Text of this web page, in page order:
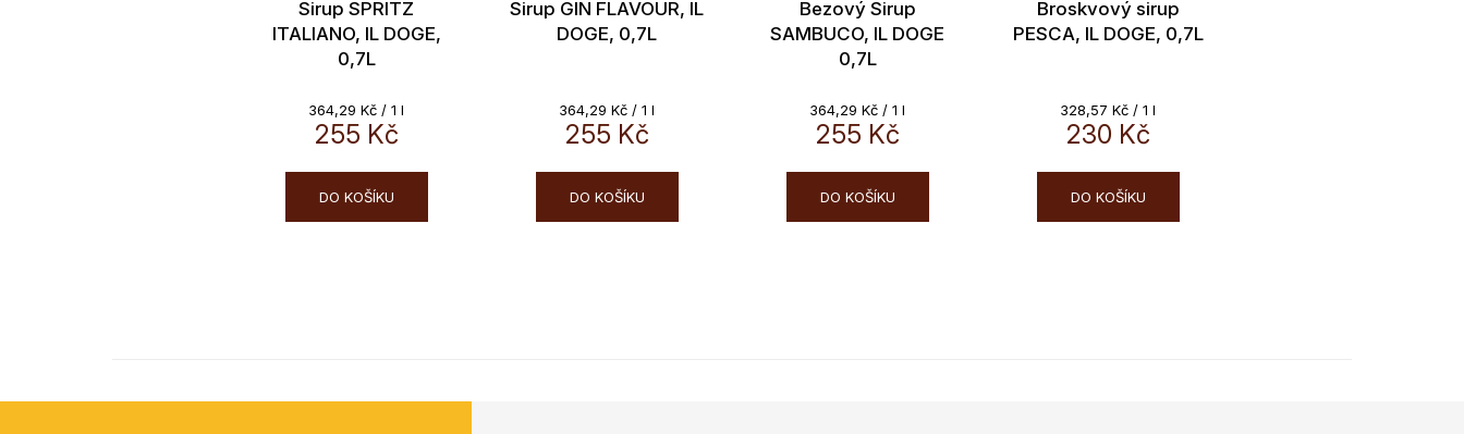
Sirup SPRITZ
ITALIANO, IL DOGE,
0,7L
255 Kč
Měrná
cena:
364,29 Kč / 1 l
DO KOŠÍKU
Sirup GIN FLAVOUR, IL
DOGE, 0,7L
255 Kč
Měrná
cena:
364,29 Kč / 1 l
DO KOŠÍKU
Bezový Sirup
SAMBUCO, IL DOGE
0,7L
255 Kč
Měrná
cena:
364,29 Kč / 1 l
DO KOŠÍKU
Broskvový sirup
PESCA, IL DOGE, 0,7L
230 Kč
Měrná
cena:
328,57 Kč / 1 l
DO KOŠÍKU